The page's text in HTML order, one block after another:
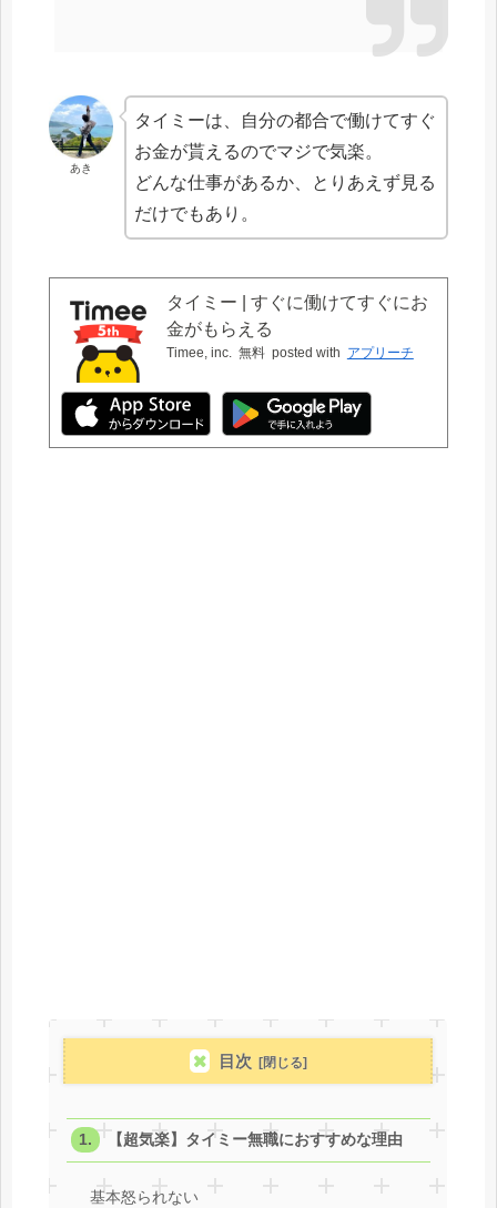
あき
タイミーは、自分の都合で働けてすぐ
お金が貰えるのでマジで気楽。
どんな仕事があるか、とりあえず見る
だけでもあり。
タイミー | すぐに働けてすぐにお
金がもらえる
Timee, inc. 無料 posted with アプリーチ
目次
【超気楽】タイミー無職におすすめな理由
基本怒られない